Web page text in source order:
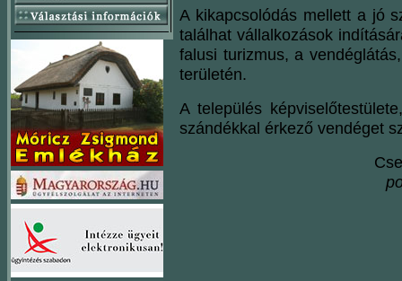
A kikapcsolódás mellett a jó
találhat vállalkozások
falusi turizmus, a
területén.
A település
szándékkal érkező vendéget